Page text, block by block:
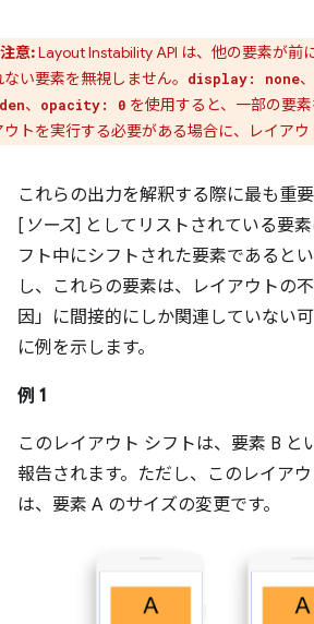
注意:Layout Instability API は、他の要素が前
い要素を無視しません。
display: none、
、 opacity: 0 を使用すると、一部の要
ウトを実行する必要がある場合に、レイア
これらの出力を解釈する際に最も重要
[ ソース] としてリストされている要
フト中にシフトされた要素であると
し、これらの要素は、レイアウトの
因」に間接的にしか関連していない
に例を示します。
例 1
このレイアウト シフトは、要素 B と
報告されます。ただし、このレイア
は、要素 A のサイズの変更です。